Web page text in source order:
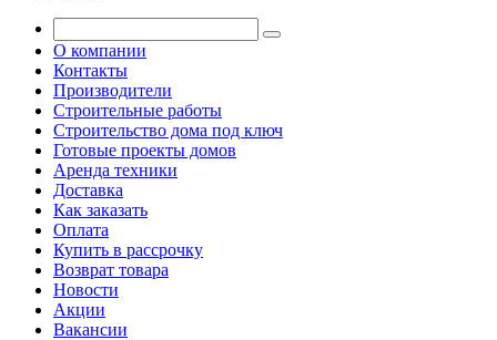
О компании
Контакты
Производители
Строительные работы
Строительство дома под ключ
Готовые проекты домов
Аренда техники
Доставка
Как заказать
Оплата
Купить в рассрочку
Возврат товара
Новости
Акции
Вакансии